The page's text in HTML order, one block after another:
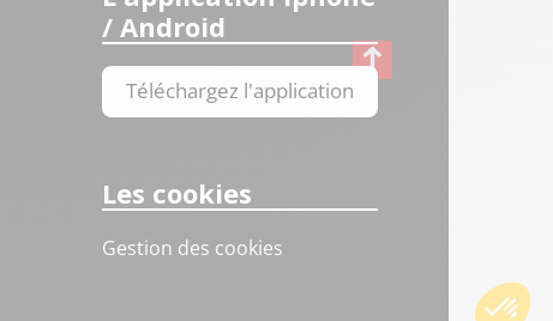
/ Android
Téléchargez l'application
Les cookies
Gestion des cookies